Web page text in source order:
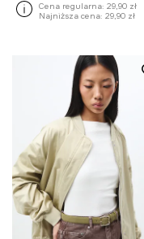
Cena regularna: 29,90 zł
Najniższa cena: 29,90 zł